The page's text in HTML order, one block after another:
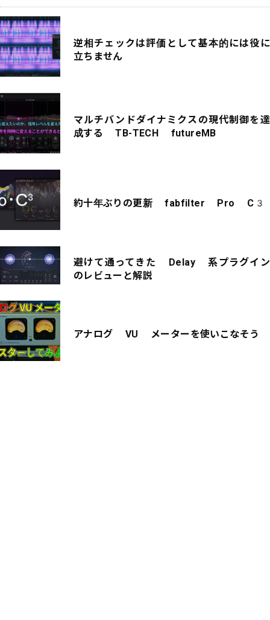
逆相チェックは評価として基本的には役に
立ちません
マルチバンドダイナミクスの現代制御を達
成する TB-TECH futureMB
約十年ぶりの更新 fabfilter Pro C3
避けて通ってきた Delay 系プラグイン
のレビューと解説
アナログ VU メーターを使いこなそう